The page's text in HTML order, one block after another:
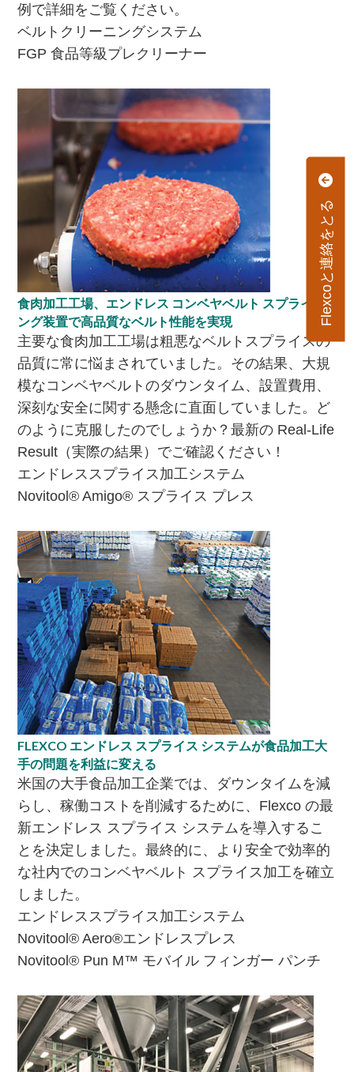
Flexcoと連絡をとる
例で詳細をご覧ください。
ベルトクリーニングシステム
FGP 食品等級プレクリーナー
食肉加工工場、エンドレス コンベヤベルト スプライシ
ング装置で高品質なベルト性能を実現
主要な食肉加工工場は粗悪なベルトスプライスの
品質に常に悩まされていました。その結果、大規
模なコンベヤベルトのダウンタイム、設置費用、
深刻な安全に関する懸念に直面していました。ど
のように克服したのでしょうか？最新の Real-Life
Result（実際の結果）でご確認ください！
エンドレススプライス加工システム
Novitool® Amigo® スプライス プレス
FLEXCO エンドレス スプライス システムが食品加工大
手の問題を利益に変える
米国の大手食品加工企業では、ダウンタイムを減
らし、稼働コストを削減するために、Flexco の最
新エンドレス スプライス システムを導入するこ
とを決定しました。最終的に、より安全で効率的
な社内でのコンベヤベルト スプライス加工を確立
しました。
エンドレススプライス加工システム
Novitool® Aero®エンドレスプレス
Novitool® Pun M™ モバイル フィンガー パンチ